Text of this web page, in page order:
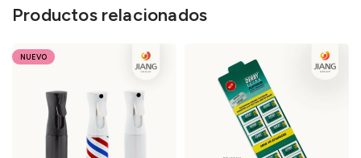
Productos relacionados
NUEVO